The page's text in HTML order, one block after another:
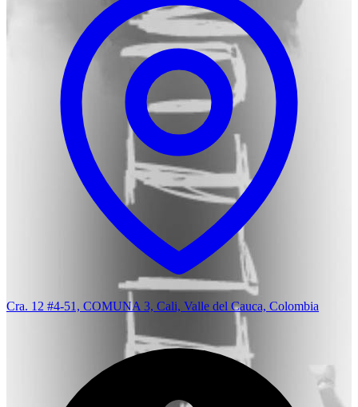
Cra. 12 #4-51, COMUNA 3, Cali, Valle del Cauca, Colombia